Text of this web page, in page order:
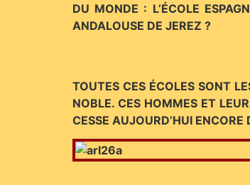
DU MONDE : L’ÉCOLE
ANDALOUSE DE JEREZ ?
TOUTES CES ÉCOLES SONT
NOBLE. CES HOMMES ET
CESSE AUJOURD’HUI